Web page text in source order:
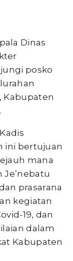
Dinas
posko
Kabupaten
ini bertujuan
mana
Je’nebatu
prasarana
kegiatan
19, dan
dalam
Kabupaten